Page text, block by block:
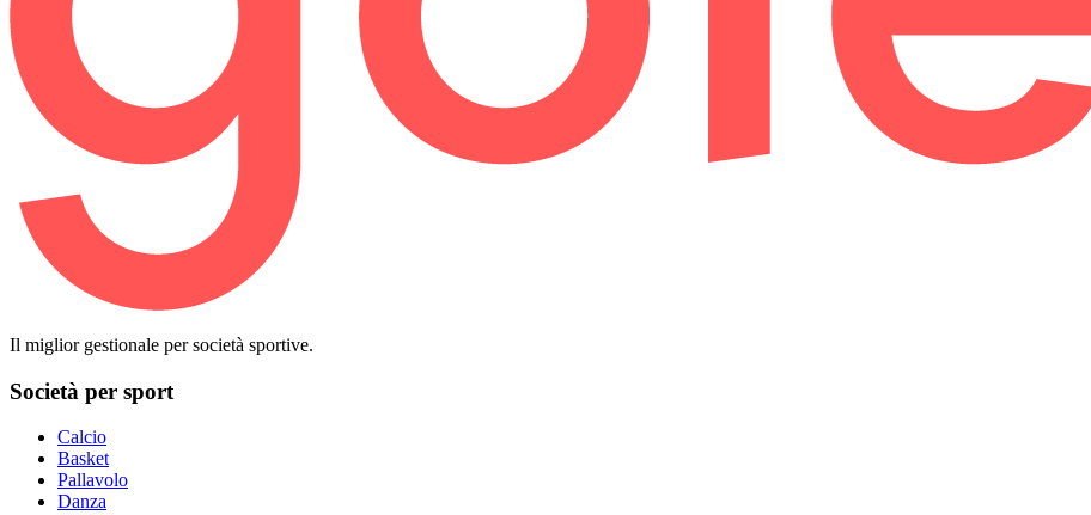
Il miglior gestionale per società sportive.
Società per sport
Calcio
Basket
Pallavolo
Danza